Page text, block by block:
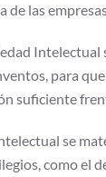
las
para
suficiente
se
como el